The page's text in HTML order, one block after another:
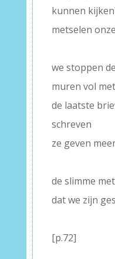
kunnen
metselen
we stoppen
muren vol met
de laatste
schreven
ze geven
de slimme
dat we zijn
[p.72]